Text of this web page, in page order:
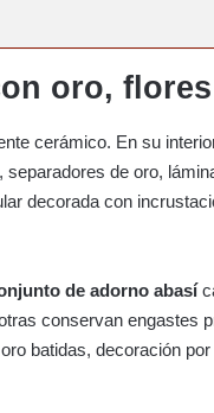
oro,
cerámico. En su
de oro,
decorada con
de adorno abasí
conservan engastes
batidas, decoración